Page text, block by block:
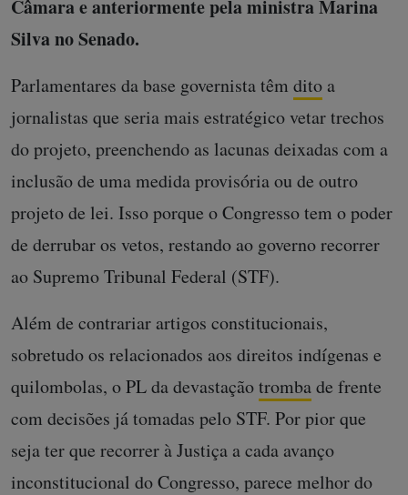
Câmara e anteriormente pela ministra Marina
Silva no Senado.
Parlamentares da base governista têm dito a
jornalistas que seria mais estratégico vetar trechos
do projeto, preenchendo as lacunas deixadas com a
inclusão de uma medida provisória ou de outro
projeto de lei. Isso porque o Congresso tem o poder
de derrubar os vetos, restando ao governo recorrer
ao Supremo Tribunal Federal (STF).
Além de contrariar artigos constitucionais,
sobretudo os relacionados aos direitos indígenas e
quilombolas, o PL da devastaçãotrombade frente
com decisões já tomadas pelo STF. Por pior que
seja ter que recorrer à Justiça a cada avanço
inconstitucional do Congresso, parece melhor do